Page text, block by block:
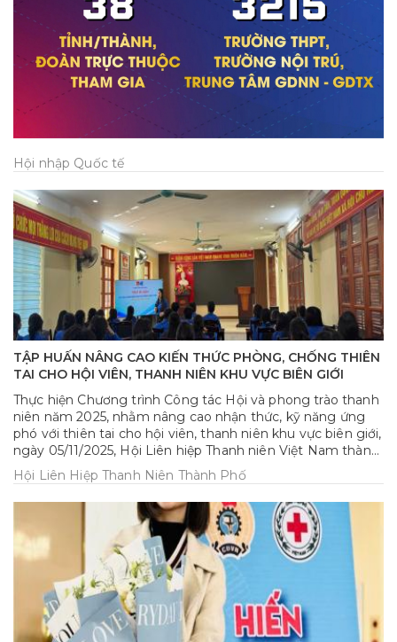
Hội nhập Quốc tế
TẬP HUẤN NÂNG CAO KIẾN THỨC PHÒNG, CHỐNG THIÊN
TAI CHO HỘI VIÊN, THANH NIÊN KHU VỰC BIÊN GIỚI
Thực hiện Chương trình Công tác Hội và phong trào thanh
niên năm 2025, nhằm nâng cao nhận thức, kỹ năng ứng
phó với thiên tai cho hội viên, thanh niên khu vực biên giới,
ngày 05/11/2025, Hội Liên hiệp Thanh niên Việt Nam thành
phố đã tổ chức lớp tập huấn về công tác phòng, chống
thiên tai cho hội viên, thanh niên trên địa bàn đặc khu Cát
Hải
Hội Liên Hiệp Thanh Niên Thành Phố